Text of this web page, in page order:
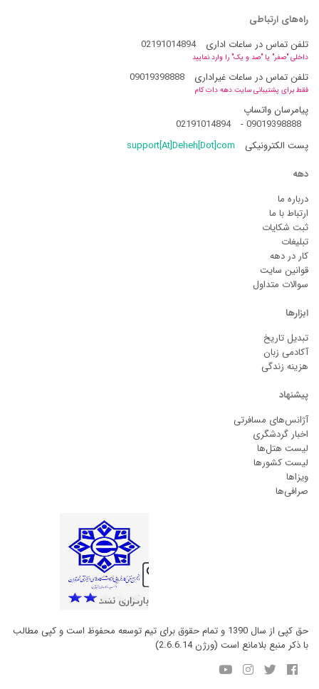
راه‌های ارتباطی
تلفن تماس در ساعات اداری
02191014894
داخلی "صفر" یا "صد و یک" را وارد نمایید
تلفن تماس در ساعات غیراداری 09019398888
فقط برای پشتیبانی سایت دهه دات کام
پیامرسان واتساپ
09019398888
-
02191014894
پست الکترونیکی
support[At]Deheh[Dot]com
دهه
درباره ما
ارتباط با ما
ثبت شکایات
تبلیغات
کار در دهه
قوانین سایت
سوالات متداول
ابزارها
تبدیل تاریخ
آکادمی زبان
هزینه زندگی
پیشنهاد
آژانس‌های مسافرتی
اخبار گردشگری
لیست هتل‌ها
لیست کشورها
ویزاها
صرافی‌ها
حق کپی از سال 1390 و تمام حقوق برای تیم توسعه محفوظ است و کپی مطالب
با ذکر منبع بلامانع است (ورژن 2.6.6.14)